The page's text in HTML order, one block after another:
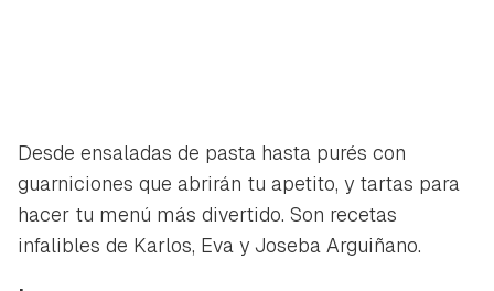
Desde ensaladas de pasta hasta purés con
guarniciones que abrirán tu apetito, y tartas para
hacer tu menú más divertido. Son recetas
infalibles de Karlos, Eva y Joseba Arguiñano.